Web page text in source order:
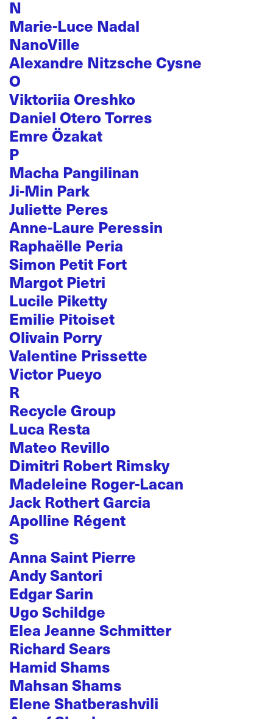
N
Marie-Luce Nadal
NanoVille
Alexandre Nitzsche Cysne
O
Viktoriia Oreshko
Daniel Otero Torres
Emre Özakat
P
Macha Pangilinan
Ji-Min Park
Juliette Peres
Anne-Laure Peressin
Raphaëlle Peria
Simon Petit Fort
Margot Pietri
Lucile Piketty
Emilie Pitoiset
Olivain Porry
Valentine Prissette
Victor Pueyo
R
Recycle Group
Luca Resta
Mateo Revillo
Dimitri Robert Rimsky
Madeleine Roger-Lacan
Jack Rothert Garcia
Apolline Régent
S
Anna Saint Pierre
Andy Santori
Edgar Sarin
Ugo Schildge
Elea Jeanne Schmitter
Richard Sears
Hamid Shams
Mahsan Shams
Elene Shatberashvili